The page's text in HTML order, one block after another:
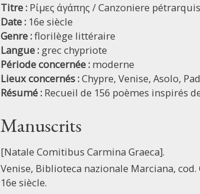
Titre : Ρίμες άγάπης / Canzoniere
Date : 16e siècle
Genre :florilège littéraire
Langue : grec chypriote
Période concernée : moderne
Lieux concernés :Chypre, Venise, Asolo,
Résumé : Recueil de 156 poèmes inspirés
Manuscrits
[Natale Comitibus Carmina Graeca].
Venise, Biblioteca nazionale Marciana,
16e siècle.